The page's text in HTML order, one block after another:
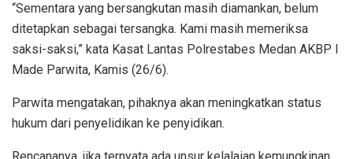
“Sementara yang bersangkutan masih diamankan, belum
ditetapkan sebagai tersangka. Kami masih memeriksa
saksi-saksi,” kata Kasat Lantas Polrestabes Medan AKBP I
Made Parwita, Kamis (26/6).
Parwita mengatakan, pihaknya akan meningkatkan status
hukum dari penyelidikan ke penyidikan.